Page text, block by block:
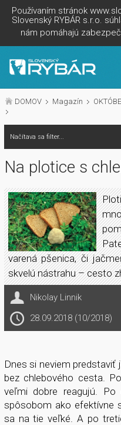
Používaním stránok
Slovenský RYBÁR s.r.o.
nám pomáhajú
DOMOV Magazín
Načítava sa filter...
Na plotice s
varená pšenica, či
skvelú nástrahu – cesto
Nikolay Linnik
28.09.2018 (10/2018)
Dnes si neviem predstaviť
bez chlebového cesta.
veľmi dobre reagujú.
spôsobom ako efektívne
sa na tie veľké. A po